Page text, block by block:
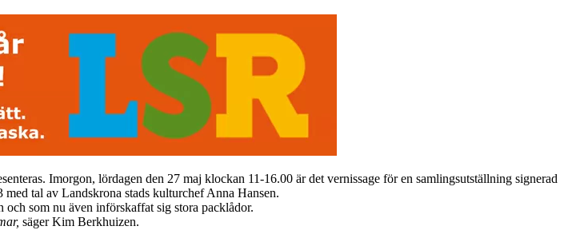
Imorgon, lördagen den 27 maj klockan 11-16.00 är det vernissage för en samlingsutställning signerad
tal av Landskrona stads kulturchef Anna Hansen.
som nu även införskaffat sig stora packlådor.
säger Kim Berkhuizen.